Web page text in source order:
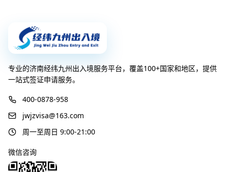
专业的济南经纬九州出入境服务平台，覆盖100+国家和地区，提供
一站式签证申请服务。
400-0878-958
jwjzvisa@163.com
周一至周日 9:00-21:00
微信咨询